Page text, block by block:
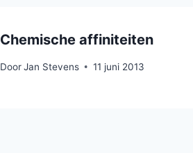
Chemische affiniteiten
Door Jan Stevens 11 juni 2013